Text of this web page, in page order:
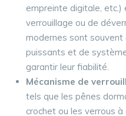
empreinte digitale, etc.)
verrouillage ou de
modernes sont souvent
puissants et de
garantir leur fiabilité.
Mécanisme de
tels que les pênes
crochet ou les verrous